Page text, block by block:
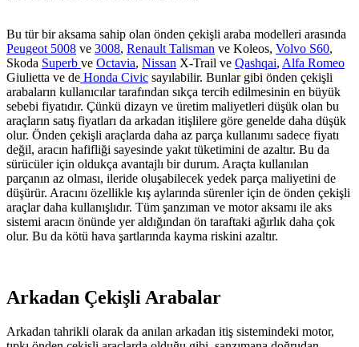
Bu tür bir aksama sahip olan önden çekişli araba modelleri arasında
Peugeot 5008 ve 3008, Renault Talisman ve Koleos, Volvo S60,
Skoda Superb ve Octavia, Nissan X-Trail ve Qashqai, Alfa Romeo
Giulietta ve de Honda Civic sayılabilir. Bunlar gibi önden çekişli
arabaların kullanıcılar tarafından sıkça tercih edilmesinin en büyük
sebebi fiyatıdır. Çünkü dizayn ve üretim maliyetleri düşük olan bu
araçların satış fiyatları da arkadan itişlilere göre genelde daha düşük
olur. Önden çekişli araçlarda daha az parça kullanımı sadece fiyatı
değil, aracın hafifliği sayesinde yakıt tüketimini de azaltır. Bu da
sürücüler için oldukça avantajlı bir durum. Araçta kullanılan
parçanın az olması, ileride oluşabilecek yedek parça maliyetini de
düşürür. Aracını özellikle kış aylarında sürenler için de önden çekişli
araçlar daha kullanışlıdır. Tüm şanzıman ve motor aksamı ile aks
sistemi aracın önünde yer aldığından ön taraftaki ağırlık daha çok
olur. Bu da kötü hava şartlarında kayma riskini azaltır.
Arkadan Çekişli Arabalar
Arkadan tahrikli olarak da anılan arkadan itiş sistemindeki motor,